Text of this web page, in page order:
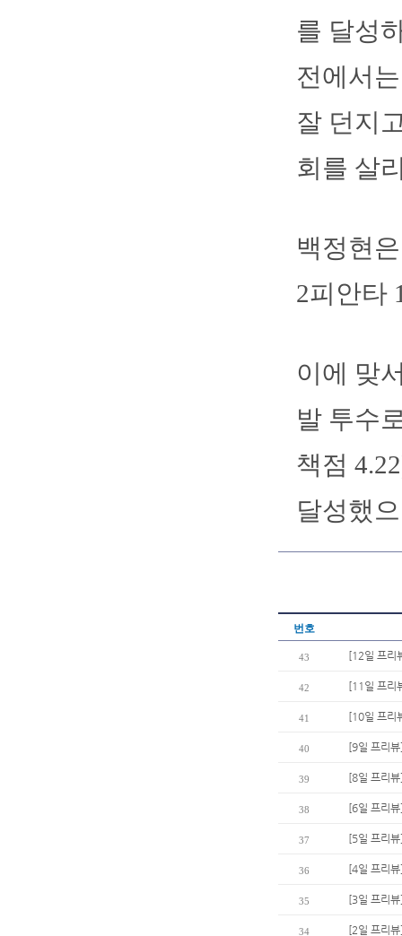
를 달성
전에서
잘 던지
회를 살
백정현
2피안타
이에 맞
발 투수
책점
달성했
번호
43 [12일 프리
42 [11일 프리
41 [10일 프리
40 [9일 프리
39 [8일 프리
38 [6일 프리
37 [5일 프리
36 [4일 프리
35 [3일 프리
34 [2일 프리